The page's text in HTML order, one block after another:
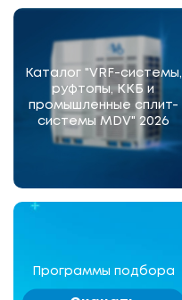
Каталог "VRF-системы,
руфтопы, ККБ и
промышленные сплит-
системы MDV" 2026
Программы подбора